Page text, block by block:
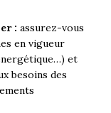
: assurez-vous
en vigueur
et
besoins des